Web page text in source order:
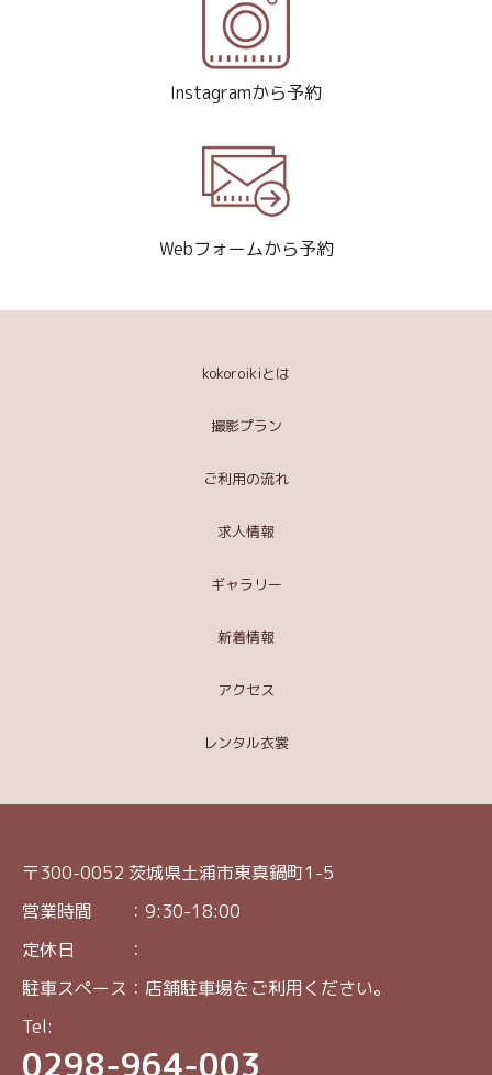
Instagramから予約
Webフォームから予約
kokoroikiとは
撮影プラン
ご利用の流れ
求人情報
ギャラリー
新着情報
アクセス
レンタル衣裳
〒300-0052 茨城県土浦市東真鍋町1-5
営業時間 ：9:30-18:00
定休日 ：
駐車スペース：店舗駐車場をご利用ください。
Tel:
0298-964-003